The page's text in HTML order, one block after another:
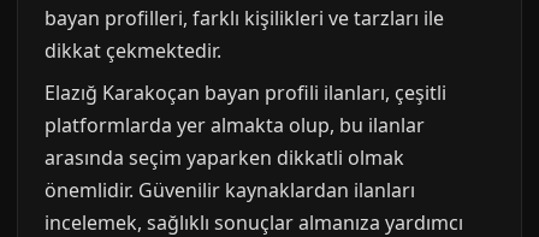
bayan profilleri, farklı kişilikleri ve tarzları ile
dikkat çekmektedir.
Elazığ Karakoçan bayan profili ilanları, çeşitli
platformlarda yer almakta olup, bu ilanlar
arasında seçim yaparken dikkatli olmak
önemlidir. Güvenilir kaynaklardan ilanları
incelemek, sağlıklı sonuçlar almanıza yardımcı